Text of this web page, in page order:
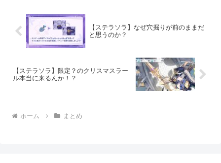
【ステラソラ】なぜ穴掘りが前のままだ
と思うのか？
【ステラソラ】限定？のクリスマスラー
ル本当に来るんか！？
ホーム まとめ